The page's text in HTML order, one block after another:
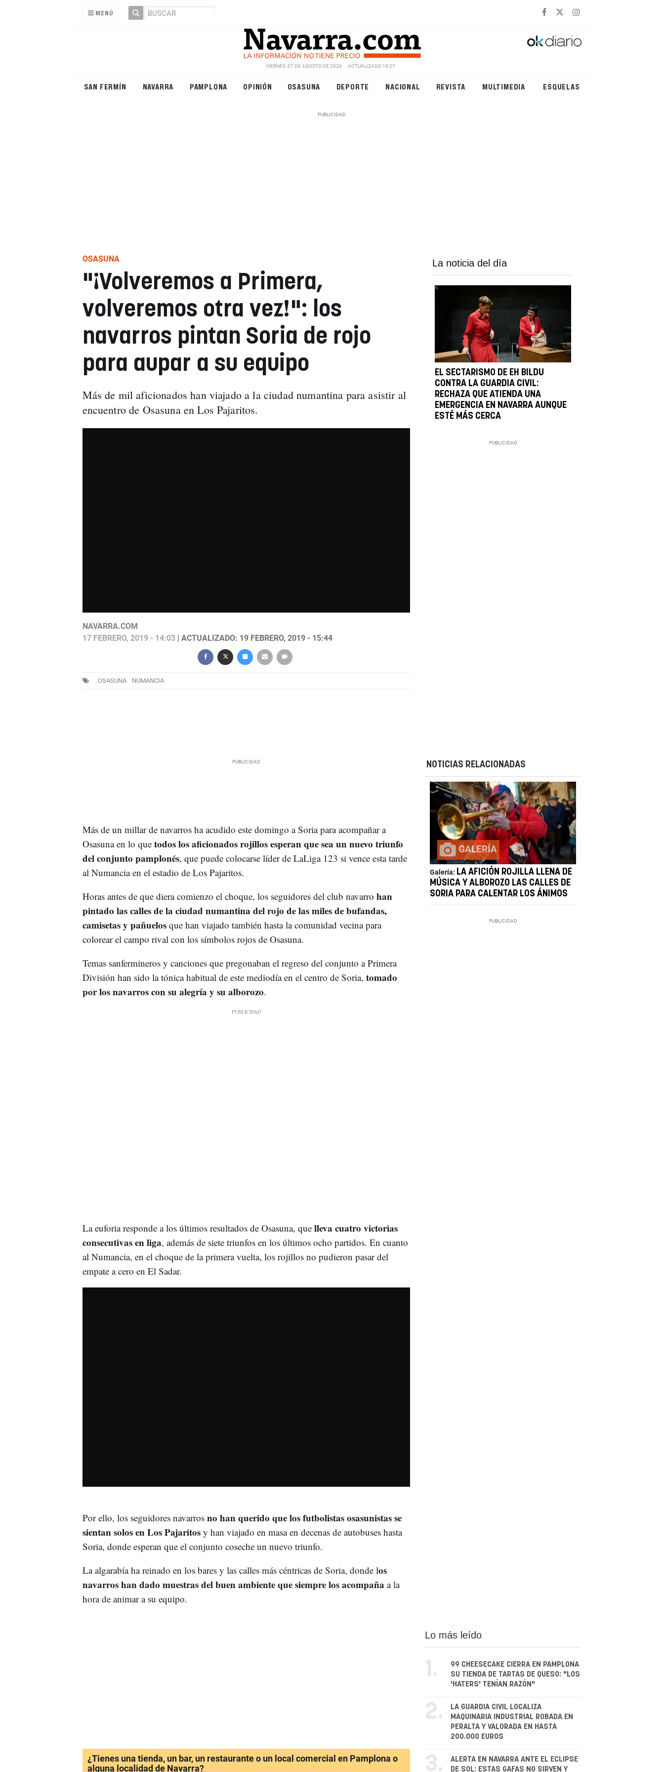
MENÚ
VIERNES, 07 DE AGOSTO DE 2026 ACTUALIZADO 18:27
SAN FERMÍN NAVARRA PAMPLONA OPINIÓN OSASUNA DEPORTE NACIONAL REVISTA MULTIMEDIA ESQUELAS
OSASUNA
"¡Volveremos a Primera,
volveremos otra vez!": los
navarros pintan Soria de rojo
para aupar a su equipo
Más de mil aficionados han viajado a la ciudad numantina para asistir al
encuentro de Osasuna en Los Pajaritos.
NAVARRA.COM
17 FEBRERO, 2019 - 14:03| ACTUALIZADO: 19 FEBRERO, 2019 - 15:44
OSASUNA NUMANCIA
La noticia del día
EL SECTARISMO DE EH BILDU
CONTRA LA GUARDIA CIVIL:
RECHAZA QUE ATIENDA UNA
EMERGENCIA EN NAVARRA AUNQUE
ESTÉ MÁS CERCA
Más de un millar de navarros ha acudido este domingo a Soria para acompañar a
Osasuna en lo que todos los aficionados rojillos esperan que sea un nuevo triunfo
del conjunto pamplonés, que puede colocarse líder de LaLiga 123 si vence esta tarde
al Numancia en el estadio de Los Pajaritos.
Horas antes de que diera comienzo el choque, los seguidores del club navarro han
pintado las calles de la ciudad numantina del rojo de las miles de bufandas,
camisetas y pañuelosque han viajado también hasta la comunidad vecina para
colorear el campo rival con los símbolos rojos de Osasuna.
Temas sanfermineros y canciones que pregonaban el regreso del conjunto a Primera
División han sido la tónica habitual de este mediodía en el centro de Soria, tomado
por los navarros con su alegría y su alborozo.
La euforia responde a los últimos resultados de Osasuna, quelleva cuatro victorias
consecutivas en liga, además de siete triunfos en los últimos ocho partidos. En cuanto
al Numancia, en el choque de la primera vuelta, los rojillos no pudieron pasar del
empate a cero en El Sadar.
Por ello, los seguidores navarros no han querido que los futbolistas osasunistas se
sientan solos en Los Pajaritosy han viajado en masa en decenas de autobuses hasta
Soria, donde esperan que el conjunto coseche un nuevo triunfo.
La algarabía ha reinado en los bares y las calles más céntricas de Soria, donde los
navarros han dado muestras del buen ambiente que siempre los acompaña a la
hora de animar a su equipo.
NOTICIAS RELACIONADAS
GALERÍA
Galería: LA AFICIÓN ROJILLA LLENA DE
MÚSICA Y ALBOROZO LAS CALLES DE
SORIA PARA CALENTAR LOS ÁNIMOS
¿Tienes una tienda, un bar, un restaurante o un local comercial en Pamplona o
alguna localidad de Navarra?
Lo más leído
1.
99 CHEESECAKE CIERRA EN PAMPLONA
SU TIENDA DE TARTAS DE QUESO: "LOS
'HATERS' TENÍAN RAZÓN"
2.
LA GUARDIA CIVIL LOCALIZA
MAQUINARIA INDUSTRIAL ROBADA EN
PERALTA Y VALORADA EN HASTA
200.000 EUROS
3.
ALERTA EN NAVARRA ANTE EL ECLIPSE
DE SOL: ESTAS GAFAS NO SIRVEN Y